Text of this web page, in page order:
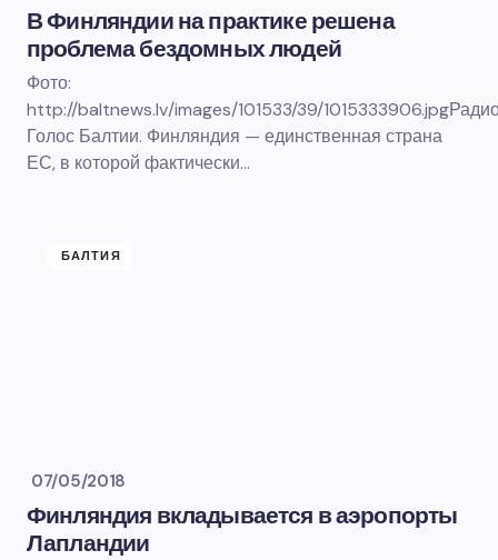
В Финляндии на практике решена
проблема бездомных людей
Фото:
http://baltnews.lv/images/101533/39/
Голос Балтии. Финляндия — единственная страна
ЕС, в которой фактически…
БАЛТИЯ
07/05/2018
Финляндия вкладывается в аэропорты
Лапландии